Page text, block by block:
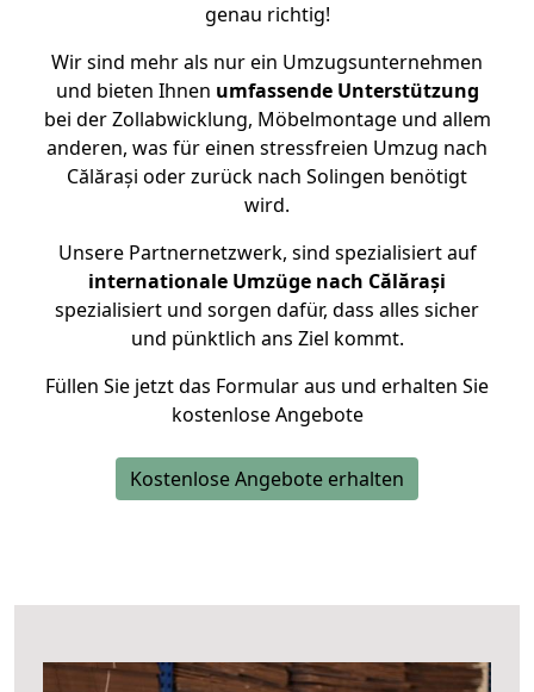
genau richtig!
Wir sind mehr als nur ein Umzugsunternehmen
und bieten Ihnen umfassende Unterstützung
bei der Zollabwicklung, Möbelmontage und allem
anderen, was für einen stressfreien Umzug nach
Călărași oder zurück nach Solingen benötigt
wird.
Unsere Partnernetzwerk, sind spezialisiert auf
internationale Umzüge nach Călărași
spezialisiert und sorgen dafür, dass alles sicher
und pünktlich ans Ziel kommt.
Füllen Sie jetzt das Formular aus und erhalten Sie
kostenlose Angebote
Kostenlose Angebote erhalten